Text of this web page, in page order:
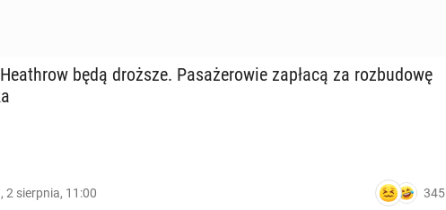
będą droższe. Pa­sa­że­ro­wie zapłacą za roz­bu­do­wę
2 sierpnia, 11:00 345